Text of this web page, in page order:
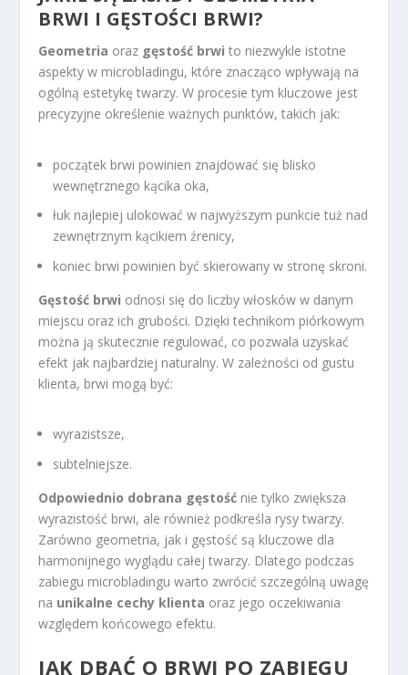
BRWI I GĘSTOŚCI BRWI?
Geometria oraz gęstość brwi to niezwykle istotne
aspekty w microbladingu, które znacząco wpływają na
ogólną estetykę twarzy. W procesie tym kluczowe jest
precyzyjne określenie ważnych punktów, takich jak:
początek brwi powinien znajdować się blisko
wewnętrznego kącika oka,
łuk najlepiej ulokować w najwyższym punkcie tuż nad
zewnętrznym kącikiem źrenicy,
koniec brwi powinien być skierowany w stronę skroni.
Gęstość brwi odnosi się do liczby włosków w danym
miejscu oraz ich grubości. Dzięki technikom piórkowym
można ją skutecznie regulować, co pozwala uzyskać
efekt jak najbardziej naturalny. W zależności od gustu
klienta, brwi mogą być:
wyrazistsze,
subtelniejsze.
Odpowiednio dobrana gęstość nie tylko zwiększa
wyrazistość brwi, ale również podkreśla rysy twarzy.
Zarówno geometria, jak i gęstość są kluczowe dla
harmonijnego wyglądu całej twarzy. Dlatego podczas
zabiegu microbladingu warto zwrócić szczególną uwagę
na unikalne cechy klienta oraz jego oczekiwania
względem końcowego efektu.
JAK DBAĆ O BRWI PO ZABIEGU